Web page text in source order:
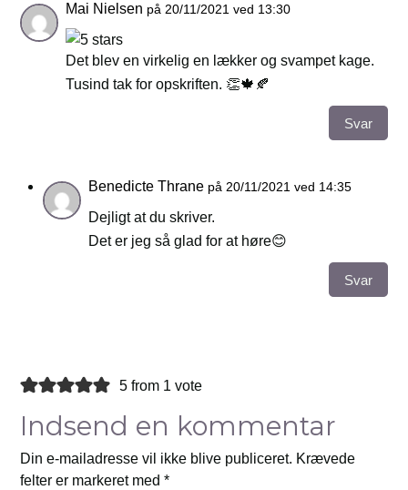
Mai Nielsen på 20/11/2021 ved 13:30
Det blev en virkelig en lækker og svampet kage.
Tusind tak for opskriften. 👏🍁🍂
Svar
Benedicte Thrane på 20/11/2021 ved 14:35
Dejligt at du skriver.
Det er jeg så glad for at høre😊
Svar
5 from 1 vote
Indsend en kommentar
Din e-mailadresse vil ikke blive publiceret. Krævede
felter er markeret med*